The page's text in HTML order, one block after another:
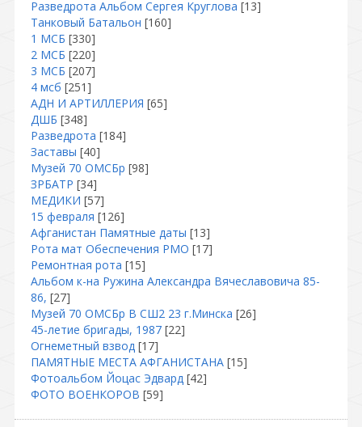
Разведрота Альбом Сергея Круглова [13]
Танковый Батальон [160]
1 МСБ [330]
2 МСБ [220]
3 МСБ [207]
4 мсб [251]
АДН И АРТИЛЛЕРИЯ [65]
ДШБ [348]
Разведрота [184]
Заставы [40]
Музей 70 ОМСБр [98]
ЗРБАТР [34]
МЕДИКИ [57]
15 февраля [126]
Афганистан Памятные даты [13]
Рота мат Обеспечения РМО [17]
Ремонтная рота [15]
Альбом к-на Ружина Александра Вячеславовича 85-
86, [27]
Музей 70 ОМСБр В СШ2 23 г.Минска [26]
45-летие бригады, 1987 [22]
Огнеметный взвод [17]
ПАМЯТНЫЕ МЕСТА АФГАНИСТАНА [15]
Фотоальбом Йоцас Эдвард [42]
ФОТО ВОЕНКОРОВ [59]